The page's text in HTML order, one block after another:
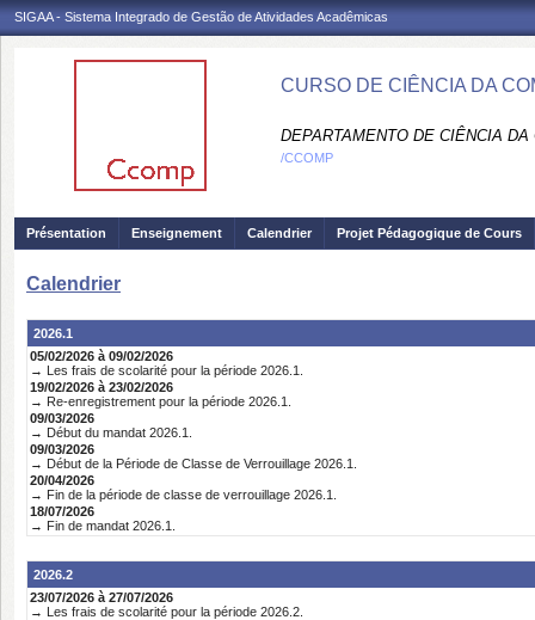
SIGAA - Sistema Integrado de Gestão de Atividades Acadêmicas
CURSO DE CIÊNCIA DA
DEPARTAMENTO DE CIÊNCIA
/CCOMP
Présentation Enseignement Calendrier Projet Pédagogique de Cours
Calendrier
2026.1
05/02/2026 à 09/02/2026
→ Les frais de scolarité pour la période 2026.1.
19/02/2026 à 23/02/2026
→ Re-enregistrement pour la période 2026.1.
09/03/2026
→ Début du mandat 2026.1.
09/03/2026
→ Début de la Période de Classe de Verrouillage 2026.1.
20/04/2026
→ Fin de la période de classe de verrouillage 2026.1.
18/07/2026
→ Fin de mandat 2026.1.
2026.2
23/07/2026 à 27/07/2026
→ Les frais de scolarité pour la période 2026.2.